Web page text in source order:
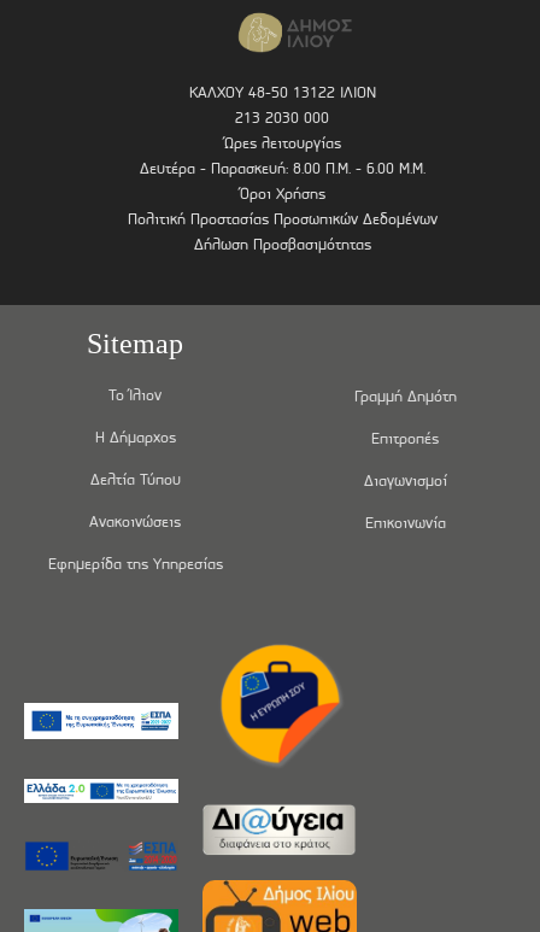
ΚΑΛΧΟΥ 48-50 13122 ΙΛΙΟΝ
213 2030 000
Ώρες λειτουργίας
Δευτέρα - Παρασκευή: 8.00 Π.Μ. - 6.00 Μ.Μ.
Όροι Χρήσης
Πολιτική Προστασίας Προσωπικών Δεδομένων
Δήλωση Προσβασιμότητας
Sitemap
Το Ίλιον
Η Δήμαρχος
Δελτία Τύπου
Ανακοινώσεις
Εφημερίδα της Υπηρεσίας
Γραμμή Δημότη
Επιτροπές
Διαγωνισμοί
Επικοινωνία